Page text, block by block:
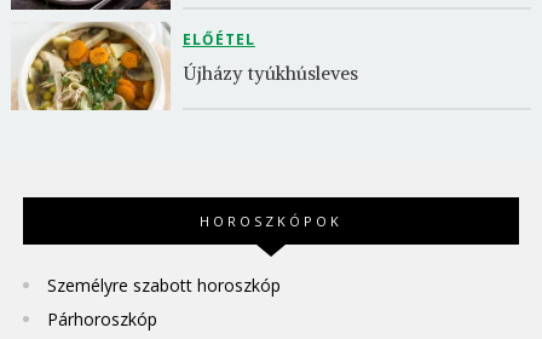
ELŐÉTEL
Újházy tyúkhúsleves
HOROSZKÓPOK
Személyre szabott horoszkóp
Párhoroszkóp